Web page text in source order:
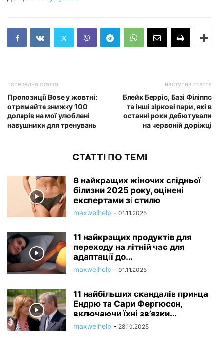
попередня стаття
Пропозиції Bose у жовтні:
отримайте знижку 100
доларів на мої улюблені
навушники для тренувань
наступна стаття
Блейк Берріс, Базі Філіппс
та інші зіркові пари, які в
останні роки дебютували
на червоній доріжці
СТАТТІ ПО ТЕМІ
8 найкращих жіночих спідньої
білизни 2025 року, оцінені
експертами зі стилю
maxwelhelp - 01.11.2025
11 найкращих продуктів для
переходу на літній час для
адаптації до...
maxwelhelp - 01.11.2025
11 найбільших скандалів принца
Ендрю та Сари Фергюсон,
включаючи їхні зв’язки...
maxwelhelp - 28.10.2025